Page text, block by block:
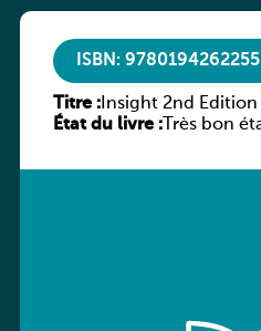
ISBN: 9780194262255
Titre :Insight 2nd Edition
Workbook
État du livre :Très bon